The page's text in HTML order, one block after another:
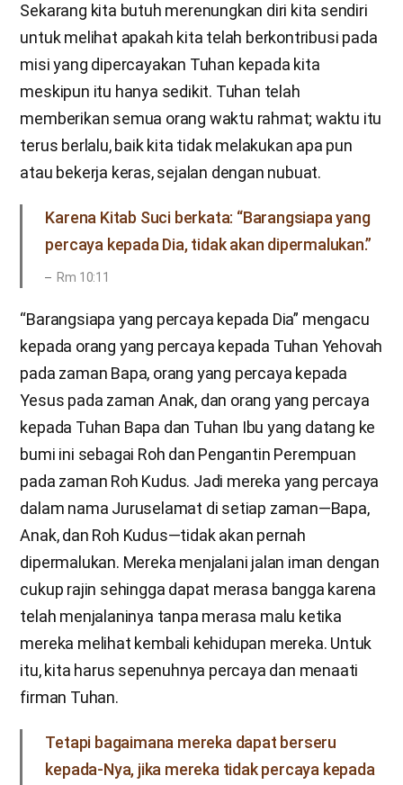
Sekarang kita butuh merenungkan diri kita sendiri
untuk melihat apakah kita telah berkontribusi pada
misi yang dipercayakan Tuhan kepada kita
meskipun itu hanya sedikit. Tuhan telah
memberikan semua orang waktu rahmat; waktu itu
terus berlalu, baik kita tidak melakukan apa pun
atau bekerja keras, sejalan dengan nubuat.
Karena Kitab Suci berkata: “Barangsiapa yang
percaya kepada Dia, tidak akan dipermalukan.”
Rm 10:11
“Barangsiapa yang percaya kepada Dia” mengacu
kepada orang yang percaya kepada Tuhan Yehovah
pada zaman Bapa, orang yang percaya kepada
Yesus pada zaman Anak, dan orang yang percaya
kepada Tuhan Bapa dan Tuhan Ibu yang datang ke
bumi ini sebagai Roh dan Pengantin Perempuan
pada zaman Roh Kudus. Jadi mereka yang percaya
dalam nama Juruselamat di setiap zaman—Bapa,
Anak, dan Roh Kudus—tidak akan pernah
dipermalukan. Mereka menjalani jalan iman dengan
cukup rajin sehingga dapat merasa bangga karena
telah menjalaninya tanpa merasa malu ketika
mereka melihat kembali kehidupan mereka. Untuk
itu, kita harus sepenuhnya percaya dan menaati
firman Tuhan.
Tetapi bagaimana mereka dapat berseru
kepada-Nya, jika mereka tidak percaya kepada